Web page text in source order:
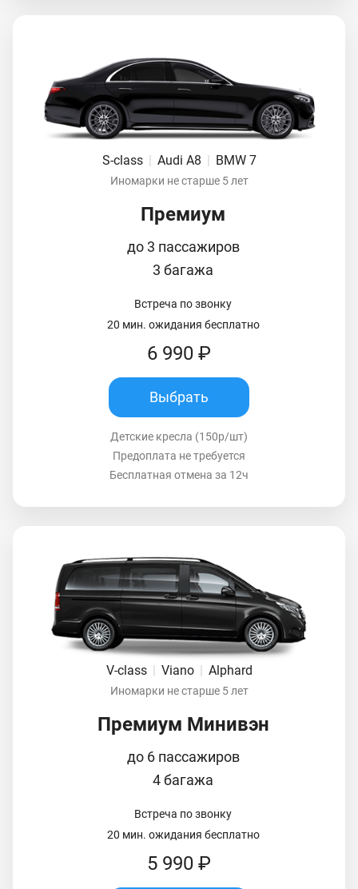
S-class | Audi A8 | BMW 7
Иномарки не старше 5 лет
Премиум
до 3 пассажиров
3 багажа
Встреча по звонку
20 мин. ожидания бесплатно
6 990 ₽
Выбрать
Детские кресла (150р/шт)
Предоплата не требуется
Бесплатная отмена за 12ч
V-class Viano Alphard
Иномарки не старше 5 лет
Премиум Минивэн
до 6 пассажиров
4 багажа
Встреча по звонку
20 мин. ожидания бесплатно
5 990 ₽